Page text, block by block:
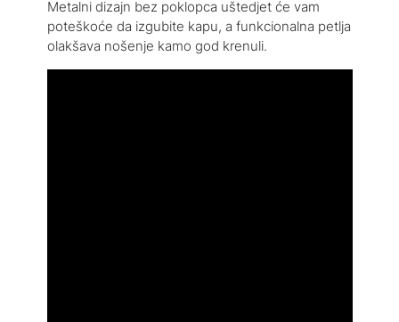
Metalni dizajn bez poklopca uštedjet će vam
poteškoće da izgubite kapu, a funkcionalna petlja
olakšava nošenje kamo god krenuli.